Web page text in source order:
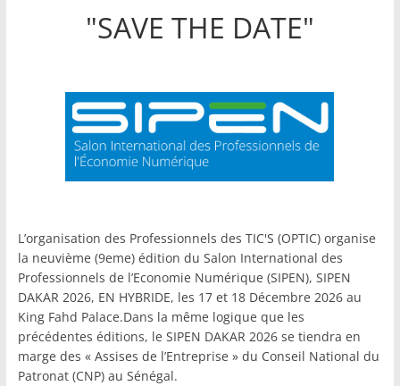
"SAVE THE DATE"
L’organisation des Professionnels des TIC'S (OPTIC) organise
la neuvième (9eme) édition du Salon International des
Professionnels de l’Economie Numérique (SIPEN), SIPEN
DAKAR 2026, EN HYBRIDE, les 17 et 18 Décembre 2026 au
King Fahd Palace.Dans la même logique que les
précédentes éditions, le SIPEN DAKAR 2026 se tiendra en
marge des « Assises de l’Entreprise » du Conseil National du
Patronat (CNP) au Sénégal.